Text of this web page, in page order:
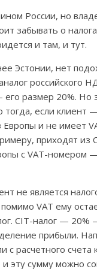
России, но
забывать о
и там, и тут.
Эстонии, нет
российского
размер 20%. Но
тогда, если клиент
Европы и не имеет
приходят
с VAT-номером
не является
VAT ему
CIT-налог — 20%
прибыли.
с расчетного счета
эту сумму можно